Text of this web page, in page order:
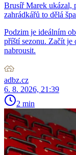
Brusíř Marek ukázal,
zahrádkářů to dělá
Podzim je ideálním
příští sezonu. Začít je
nabrousit.
adbz.cz
6. 8. 2026, 21:39
2 min